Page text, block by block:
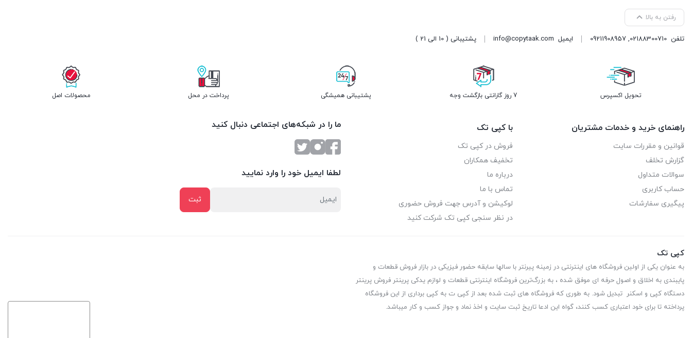
رفتن به بالا
تلفن 02188300710
,
09211908957 ایمیل info@copytaak.com پشتیبانی ( 10 الی 21 )
تحویل اکسپرس 7 روز گارانتی بازگشت وجه پشتیبانی همیشگی پرداخت در محل محصولات اصل
راهنمای خرید و خدمات مشتریان
قوانین و مقررات سایت
گزارش تخلف
سوالات متداول
حساب کاربری
پیگیری سفارشات
با کپی تک
فروش در کپی تک
تخفیف همکاران
درباره ما
تماس با ما
لوکیشن و آدرس جهت فروش حضوری
در نظر سنجی کپی تک شرکت کنید
ما را در شبکه‌های اجتماعی دنبال کنید
لطفا ایمیل خود را وارد نمایید
کپی تک
به عنوان یکی از اولین فروشگاه های اینترنتی در زمینه پیرنتر با سالها سابقه حضور فیزیکی در بازار فروش قطعات و
پایبندی به اخلاق و اصول حرفه ای موفق شده ، به بزرگ‌ترین فروشگاه اینترنتی قطعات و لوازم یدکی پرینتر فروش پرینتر
دستگاه کپی و اسکنر تبدیل شود. به طوری که فروشگاه های ثبت شده بعد از کپی ت به کپی برداری از این فروشگاه
پرداخته تا برای خود اعتباری کسب کنند، گواه این ادعا تاریخ ثبت سایت و اخذ نماد و جواز کسب و کار میباشد.